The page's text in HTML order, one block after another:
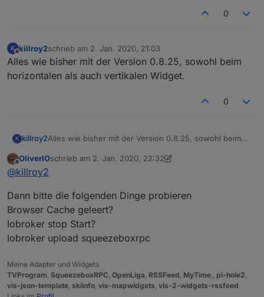
0
K
Offline
killroy2schrieb am 2. Jan. 2020, 21:03
zuletzt editiert von
Alles wie bisher mit der Version 0.8.25, sowohl beim
horizontalen als auch vertikalen Widget.
0
K killroy2Alles wie bisher mit der Version 0.8.25, sowohl beim
Offline
OliverIOschrieb am 2. Jan. 2020, 22:32
zuletzt editiert von OliverIO1. Feb. 2020, 23:34
@killroy2
Dann bitte die folgenden Dinge probieren
Browser Cache geleert?
Iobroker stop Start?
Iobroker upload squeezeboxrpc
Meine Adapter und Widgets
TVProgram SqueezeboxRPC OpenLiga RSSFeed MyTime pi-hole2
vis-json-template skiinfo vis-mapwidgets vis-2-widgets-rssfeed